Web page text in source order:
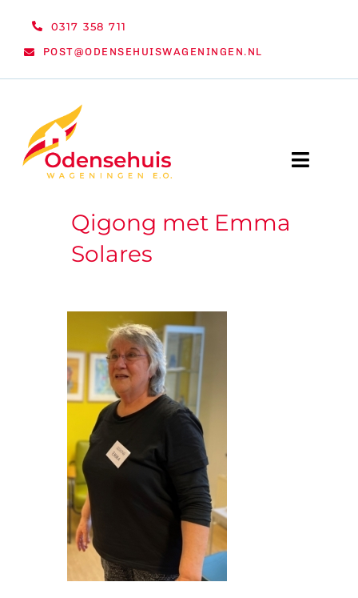
0317 358 711
POST@ODENSEHUISWAGENINGEN.NL
Toggle
WELKOM
ORGANISATIE
VRIJWILLIGERS & STAGIAIRES
CONTACT
Qigong met Emma
Solares